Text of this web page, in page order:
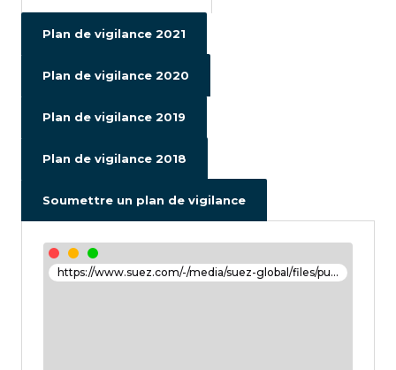
Plan de vigilance 2021
Plan de vigilance 2020
Plan de vigilance 2019
Plan de vigilance 2018
Soumettre un plan de vigilance
https://www.suez.com/-/media/suez-global/files/publication-docs/pdf-francais/suez-plan-de-vigilance-fr.pdf?h=12&w=12&v=1&d=20240417T173511Z#page=1